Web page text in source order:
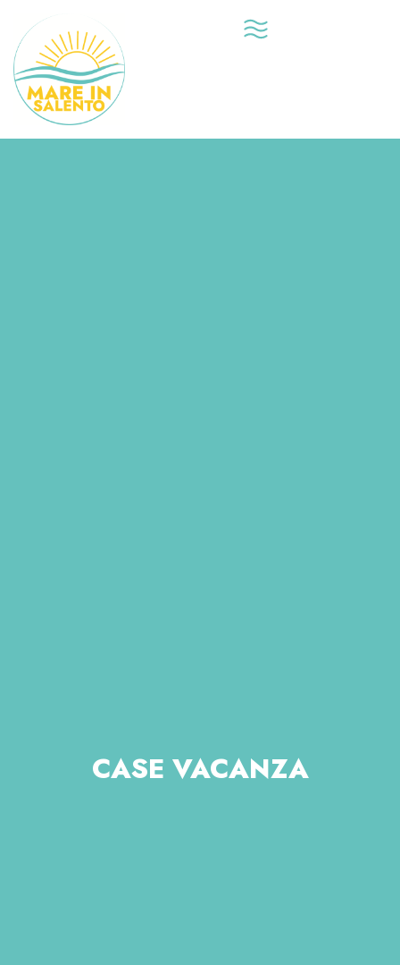
CASE VACANZA